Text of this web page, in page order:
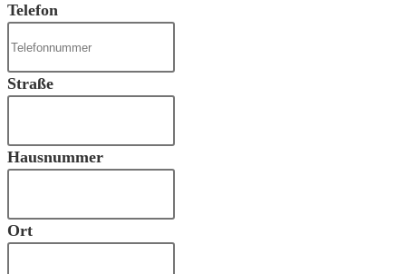
Telefon
Straße
Hausnummer
Ort